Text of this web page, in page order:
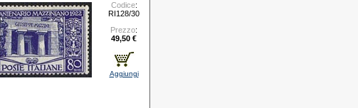
Codice:
RI128/30
Prezzo:
49,50 €
Aggiungi